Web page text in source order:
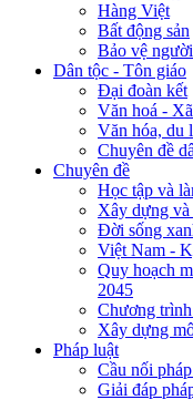
Hàng Việt
Bất động sản
Bảo vệ
Dân tộc - Tôn giáo
Đại đoàn kết
Văn hoá -
Văn hóa, du
Chuyên đề
Chuyên đề
Học tập và
Xây dựng
Đời sống
Việt Nam -
Quy hoạch
2045
Chương
Xây dựng
Pháp luật
Cầu nối
Giải đáp